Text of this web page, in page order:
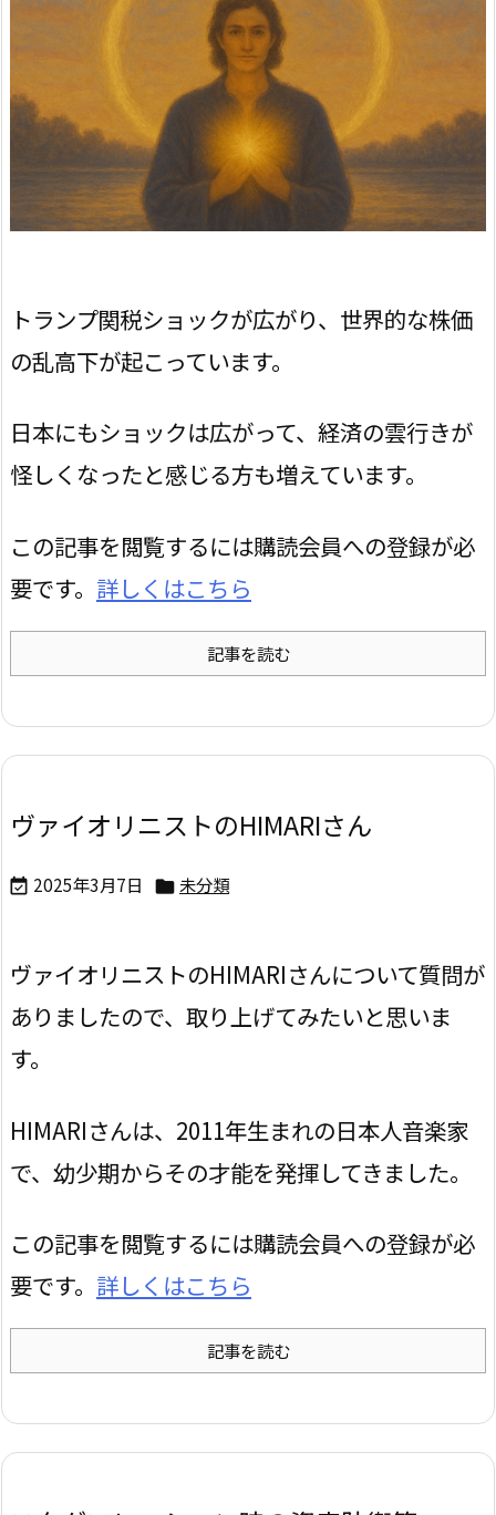
トランプ関税ショックが広がり、世界的な株価
の乱高下が起こっています。
日本にもショックは広がって、経済の雲行きが
怪しくなったと感じる方も増えています。
この記事を閲覧するには購読会員への登録が必
要です。 詳しくはこちら
記事を読む
ヴァイオリニストのHIMARIさん
 2025年3月7日  未分類
ヴァイオリニストのHIMARIさんについて質問が
ありましたので、取り上げてみたいと思いま
す。
HIMARIさんは、2011年生まれの日本人音楽家
で、幼少期からその才能を発揮してきました。
この記事を閲覧するには購読会員への登録が必
要です。 詳しくはこちら
記事を読む